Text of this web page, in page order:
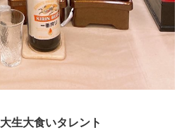
生大食いタレント